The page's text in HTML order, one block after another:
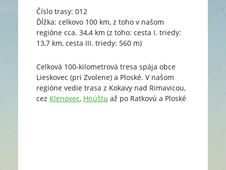
Číslo trasy: 012
Ďĺžka: celkovo 100 km, z toho v našom
regióne cca. 34,4 km (z toho: cesta I. triedy:
13,7 km, cesta III. triedy: 560 m)
Celková 100-kilometrová tresa spája obce
Lieskovec (pri Zvolene) a Ploské. V našom
regióne vedie trasa z Kokavy nad Rimavicou,
cez Klenovec, Hnúštu až po Ratkovú a Ploské